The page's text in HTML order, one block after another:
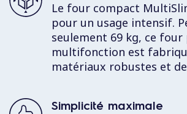
Le four compact
pour un usage intensif.
seulement 69 kg, ce
multifonction est
matériaux robustes et
Simplicité maximale